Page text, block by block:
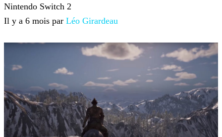
Nintendo Switch 2
Il y a 6 mois par Léo Girardeau